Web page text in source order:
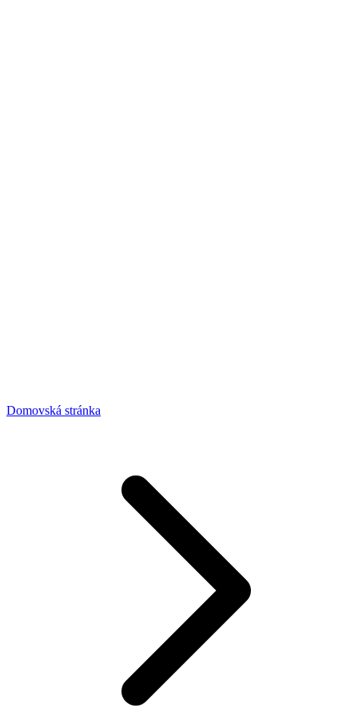
Domovská stránka